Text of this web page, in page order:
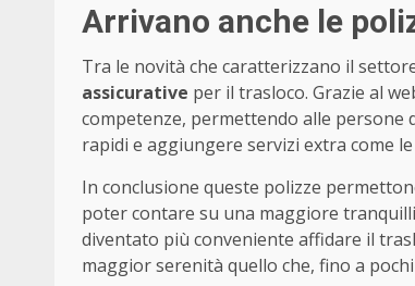
Arrivano anche le
Tra le novità che caratterizzano il
assicurative per il trasloco. Grazie al
competenze, permettendo alle persone
rapidi e aggiungere servizi extra come
In conclusione queste polizze
poter contare su una maggiore
diventato più conveniente affidare il
maggior serenità quello che, fino a